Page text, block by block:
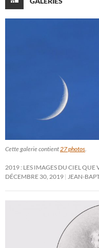
Cette galerie contient27 photos.
2019 : LES IMAGES DU CIEL QUE
DÉCEMBRE 30, 2019 JEAN-